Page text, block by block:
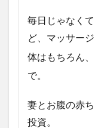
毎日じゃなく
ど、マッサー
体はもちろん、
で。
妻とお腹の赤
投資。